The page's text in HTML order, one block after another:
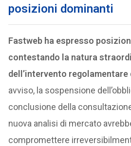
posizioni dominanti
Fastweb ha espresso
contestando la natura
dell’intervento regolamentare
avviso, la sospensione
conclusione della
nuova analisi di mercato
compromettere